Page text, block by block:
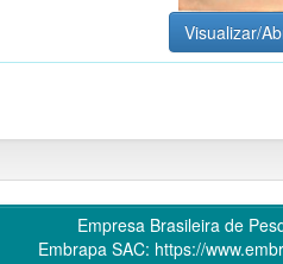
Visualizar/
Empresa Brasileira de
Embrapa SAC: https://